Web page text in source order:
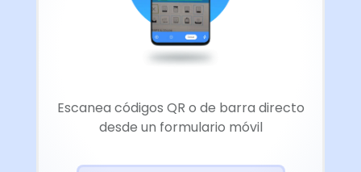
Escanea códigos QR o de barra directo
desde un formulario móvil